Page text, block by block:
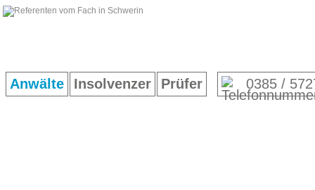
Anwälte Insolvenzer Prüfer 0385 /